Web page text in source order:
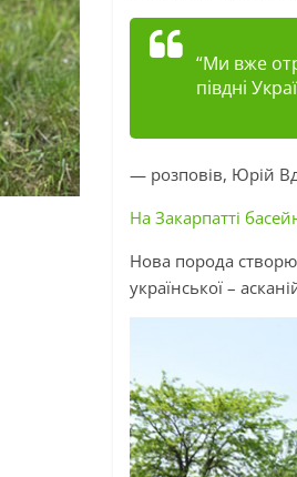
“Ми вже
півдні
— розповів, Юрій
На Закарпатті
Нова порода
української –